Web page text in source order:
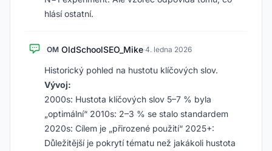
hlásí ostatní.
OM OldSchoolSEO_Mike·4. ledna 2026
Historický pohled na hustotu klíčových slov.
Vývoj:
2000s: Hustota klíčových slov 5–7 % byla
„optimální“ 2010s: 2–3 % se stalo standardem
2020s: Cílem je „přirozené použití“ 2025+:
Důležitější je pokrytí tématu než jakákoli hustota